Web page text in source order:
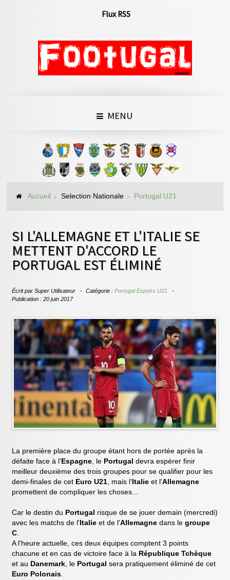
Flux RSS
MENU
Accueil Selection Nationale Portugal U21
SI L'ALLEMAGNE ET L'ITALIE SE
METTENT D'ACCORD LE
PORTUGAL EST ÉLIMINÉ
Écrit parSuper Utilisateur Catégorie :Portugal Espoirs U21
Publication : 20 juin 2017
La première place du groupe étant hors de portée après la
défaite face à l' Espagne , le Portugaldevra espérer finir
meilleur deuxième des trois groupes pour se qualifier pour les
demi-finales de cet Euro U21 , mais l' Italie et l'Allemagne
promettent de compliquer les choses...
Car le destin du Portugalrisque de se jouer demain (mercredi)
avec les matchs de l' Italie et de l'Allemagne dans legroupe
C.
A l'heure actuelle, ces deux équipes comptent 3 points
chacune et en cas de victoire face à la République Tchèque
et au Danemark , le Portugalsera pratiquement éliminé de cet
Euro Polonais